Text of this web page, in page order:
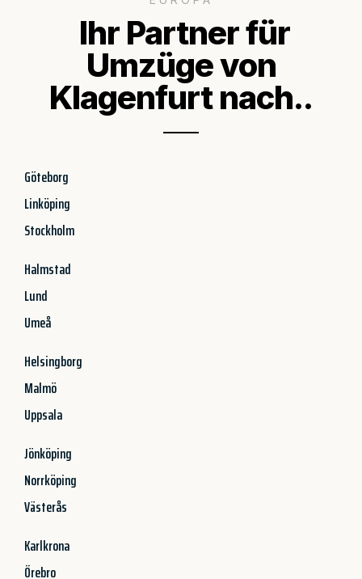
Ihr Partner für
Umzüge von
Klagenfurt nach..
Göteborg
Linköping
Stockholm
Halmstad
Lund
Umeå
Helsingborg
Malmö
Uppsala
Jönköping
Norrköping
Västerås
Karlkrona
Örebro